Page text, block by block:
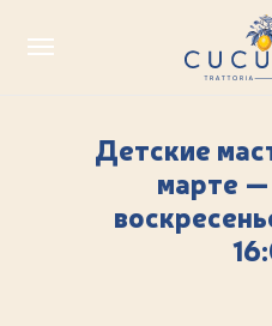
Детские
марте